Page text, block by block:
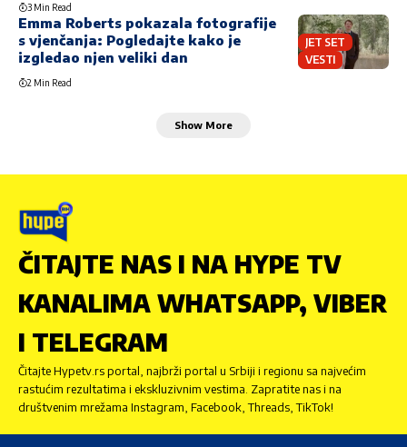
3 Min Read
JET SET
VESTI
Emma Roberts pokazala fotografije
s vjenčanja: Pogledajte kako je
izgledao njen veliki dan
2 Min Read
Show More
ČITAJTE NAS I NA HYPE TV
KANALIMA WHATSAPP, VIBER
I TELEGRAM
Čitajte Hypetv.rs portal, najbrži portal u Srbiji i regionu sa najvećim
rastućim rezultatima i ekskluzivnim vestima. Zapratite nas i na
društvenim mrežama Instagram, Facebook, Threads, TikTok!